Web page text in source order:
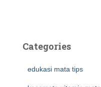
Categories
edukasi mata tips